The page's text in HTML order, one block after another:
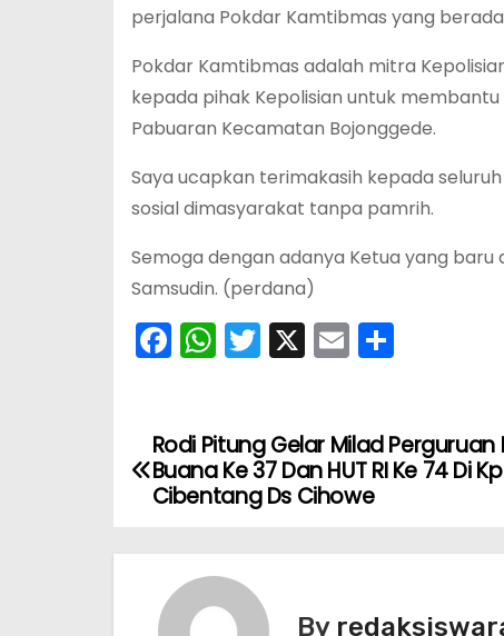
perjalana Pokdar Kamtibmas yang
Pokdar Kamtibmas adalah mitra
kepada pihak Kepolisian untuk
Pabuaran Kecamatan Bojonggede.
Saya ucapkan terimakasih kepada
sosial dimasyarakat tanpa pamrih.
Semoga dengan adanya Ketua yang
Samsudin. (perdana)
F
a
e
b
o
o
k
W
h
ts
A
p
p
T
w
er
X E
m
l e
N
v
Rodi Pitung Gelar Milad Perguruan
Buana Ke 37 Dan HUT RI Ke 74 Di Kp
Cibentang Ds Cihowe
By